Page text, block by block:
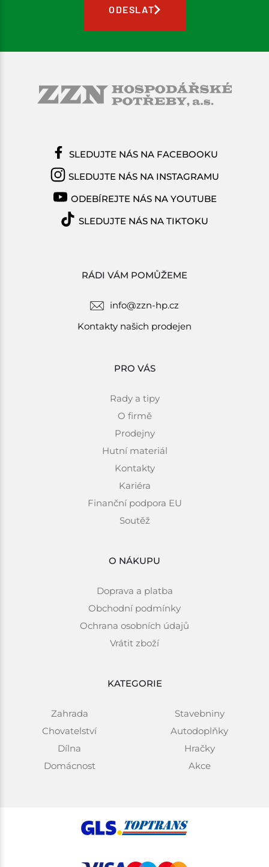
ODESLAT
RÁDI VÁM POMŮŽEME
info@zzn-hp.cz
Kontakty našich prodejen
PRO VÁS
Rady a tipy
O firmě
Prodejny
Hutní materiál
Kontakty
Kariéra
Finanční podpora EU
Soutěž
O NÁKUPU
Doprava a platba
Obchodní podmínky
Ochrana osobních údajů
Vrátit zboží
KATEGORIE
Zahrada
Chovatelství
Dílna
Domácnost
Stavebniny
Autodoplňky
Hračky
Akce
SLEDUJTE NÁS NA FACEBOOKU
SLEDUJTE NÁS NA INSTAGRAMU
ODEBÍREJTE NÁS NA YOUTUBE
SLEDUJTE NÁS NA TIKTOKU